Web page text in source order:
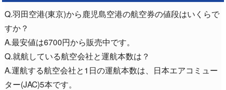
Q.羽田空港(東京)から鹿児島空港の航空券の値段はいくらで
すか？
A.最安値は6700円から販売中です。
Q.就航している航空会社と運航本数は？
A.運航する航空会社と1日の運航本数は、日本エアコミュー
ター(JAC)5本です。